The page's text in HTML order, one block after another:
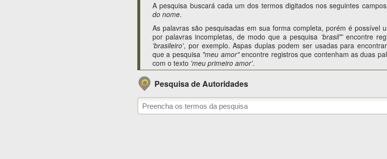
A pesquisa buscará cada um dos termos digitados nos seguintes
do nome.
As palavras são pesquisadas em sua forma completa, porém é possível
por palavras incompletas, de modo que a pesquisa 'brasil*'encontre
'brasileiro', por exemplo. Aspas duplas podem ser usadas para
que a pesquisa "meu amor"encontre registros que contenham as duas
com o texto 'meu primeiro amor'.
Pesquisa de Autoridades